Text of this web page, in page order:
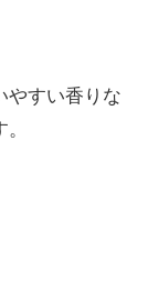
やすい香りな